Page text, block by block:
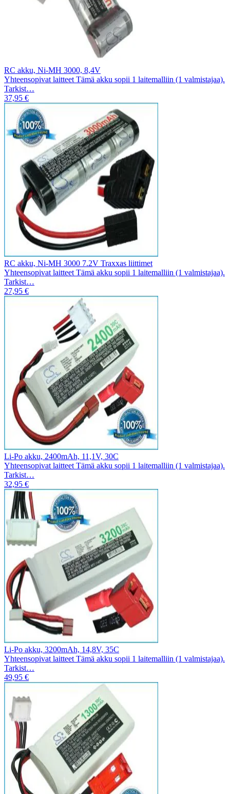
RC akku, Ni-MH 3000, 8,4V
Yhteensopivat laitteet Tämä akku sopii 1 laitemalliin (1 valmistajaa).
Tarkist…
37,95 €
RC akku, Ni-MH 3000 7.2V Traxxas liittimet
Yhteensopivat laitteet Tämä akku sopii 1 laitemalliin (1 valmistajaa).
Tarkist…
27,95 €
Li-Po akku, 2400mAh, 11,1V, 30C
Yhteensopivat laitteet Tämä akku sopii 1 laitemalliin (1 valmistajaa).
Tarkist…
32,95 €
Li-Po akku, 3200mAh, 14,8V, 35C
Yhteensopivat laitteet Tämä akku sopii 1 laitemalliin (1 valmistajaa).
Tarkist…
49,95 €